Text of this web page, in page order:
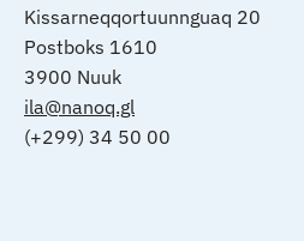
Kissarneqqortuunnguaq 20
Postboks 1610
3900 Nuuk
ila@nanoq.gl
(+299) 34 50 00